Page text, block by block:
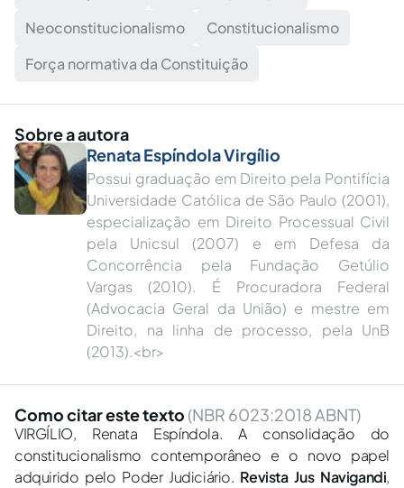
Neoconstitucionalismo
Constitucionalismo
Força normativa da Constituição
Sobre a autora
Renata Espíndola Virgílio
Possui graduação em Direito pela Pontifícia
Universidade Católica de São Paulo (2001),
especialização em Direito Processual Civil
pela Unicsul (2007) e em Defesa da
Concorrência pela Fundação Getúlio
Vargas (2010). É Procuradora Federal
(Advocacia Geral da União) e mestre em
Direito, na linha de processo, pela UnB
(2013).<br>
Como citar este texto (NBR 6023:2018 ABNT)
VIRGÍLIO, Renata Espíndola. A consolidação do
constitucionalismo contemporâneo e o novo papel
adquirido pelo Poder Judiciário. Revista Jus Navigandi,